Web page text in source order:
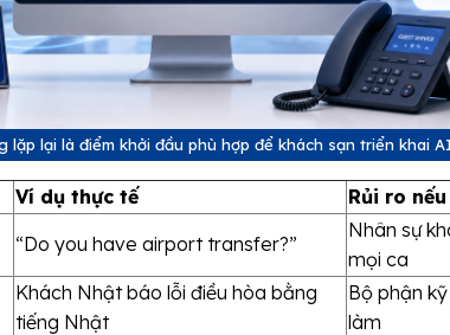
lặp lại là điểm khởi đầu phù hợp để khách sạn triển khai
Ví dụ thực tế
Rủi ro
“Do you have airport transfer?”
Nhân sự
mọi ca
Khách Nhật báo lỗi điều hòa bằng
tiếng Nhật
Bộ phận
làm